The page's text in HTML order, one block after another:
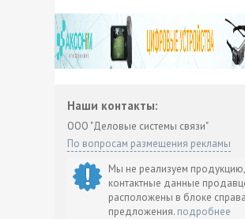
Наши контакты:
ООО "Деловые системы связи"
По вопросам размещения рекламы
Мы не реализуем продукцию,
контактные данные
расположены в блоке
предложения. подробнее